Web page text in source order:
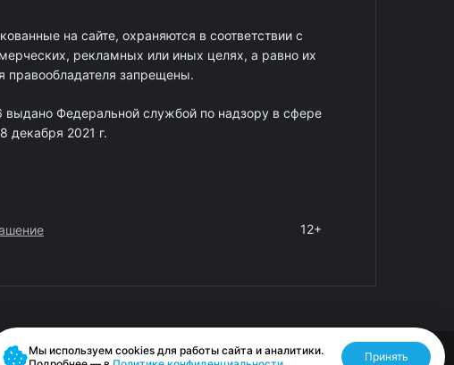
на сайте, охраняются в соответствии с
рекламных или иных целях, а равно их
правообладателя запрещены.
Федеральной службой по надзору в сфере
декабря 2021 г.
12+
Мы используем cookies для работы сайта и аналитики.
Принять